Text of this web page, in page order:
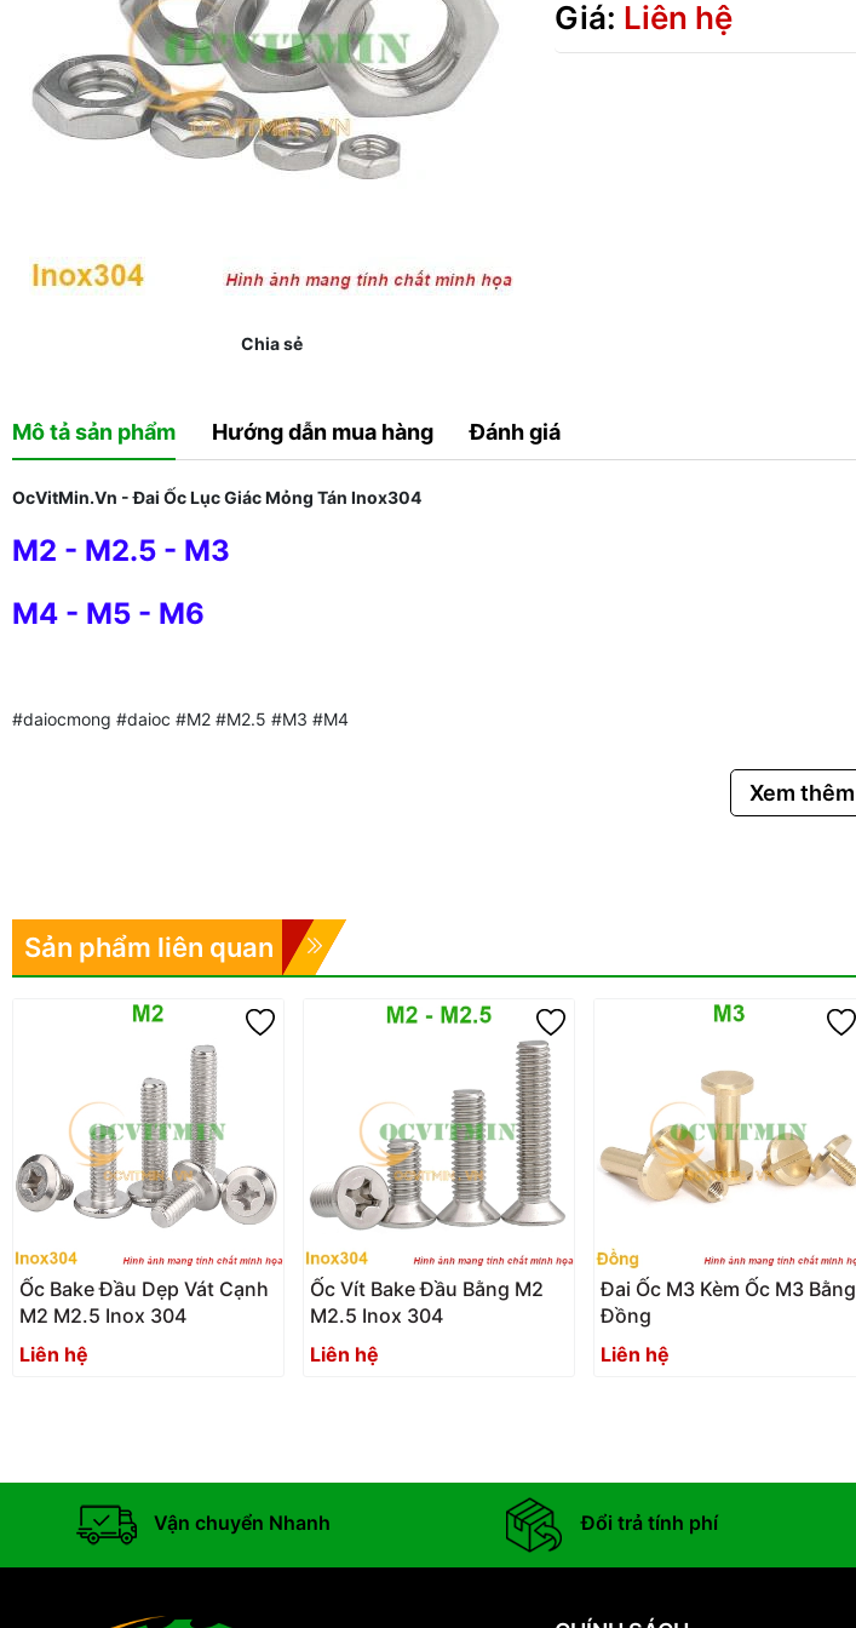
Chia sẻ
Giá: Liên hệ
Mô tả sản phẩm Hướng dẫn mua hàng Đánh giá
OcVitMin.Vn - Đai Ốc Lục Giác Mỏng Tán Inox304
M2 - M2.5 - M3
M4 - M5 - M6
#daiocmong #daioc #M2 #M2.5 #M3 #M4
Xem thêm
Sản phẩm liên quan
Ốc Bake Đầu Dẹp Vát Cạnh
M2 M2.5 Inox 304
Liên hệ
Ốc Vít Bake Đầu Bằng M2
M2.5 Inox 304
Liên hệ
Đai Ốc M3 Kèm Ốc M3 Bằng
Đồng
Liên hệ
Vận chuyển Nhanh Đổi trả tính phí